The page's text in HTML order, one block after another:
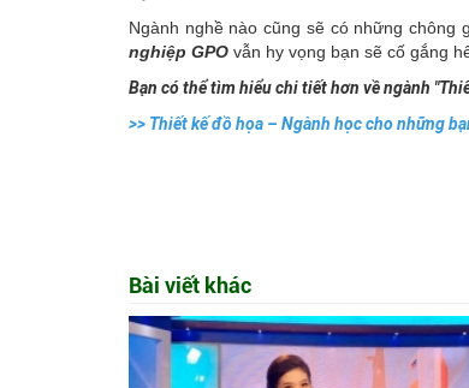
Ngành nghề nào cũng sẽ có những chông
nghiệp GPO vẫn hy vọng bạn sẽ cố gắng
Bạn có thể tìm hiểu chi tiết hơn về ngành
>> Thiết kế đồ họa – Ngành học cho những
Bài viết khác